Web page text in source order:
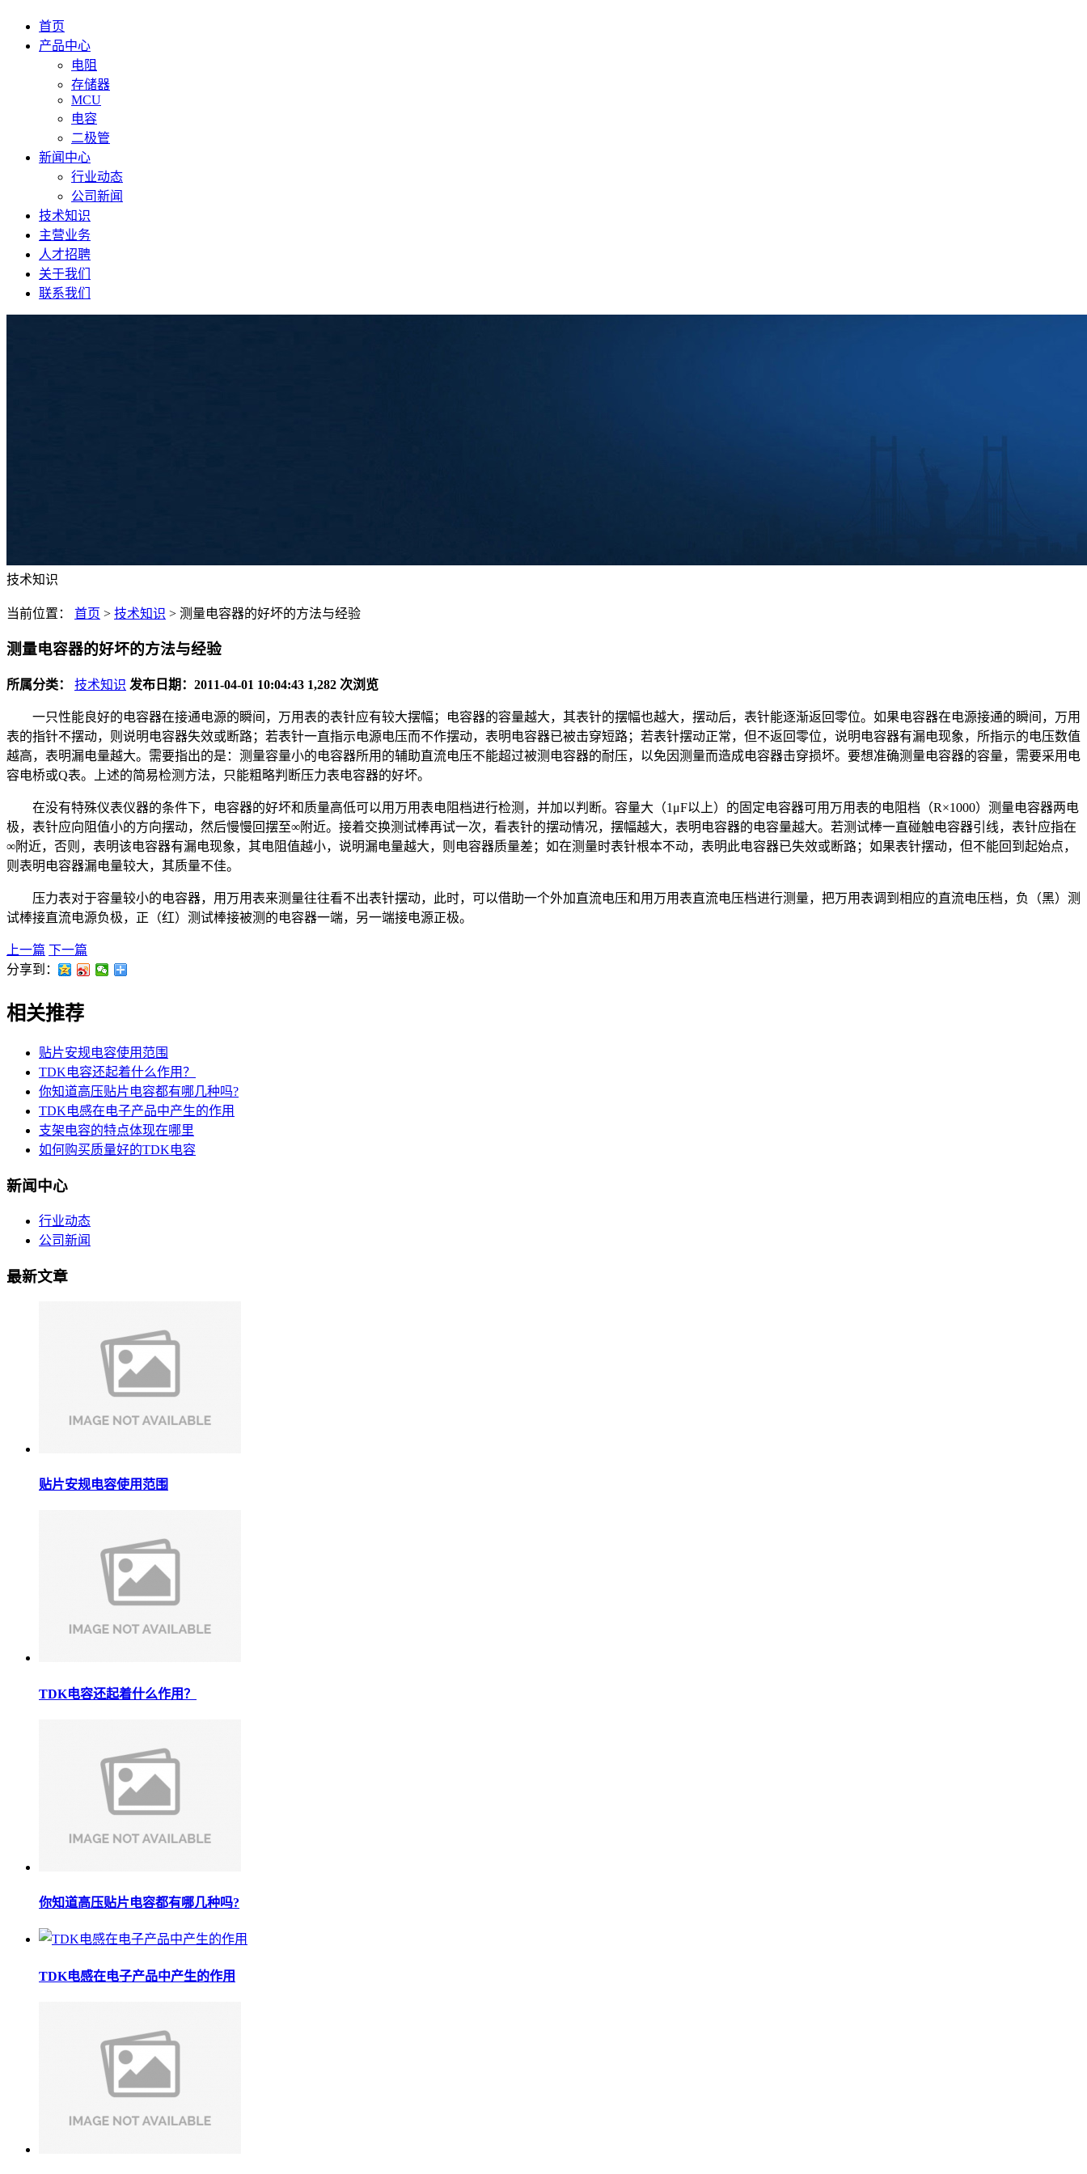
首页
产品中心
电阻
存储器
MCU
电容
二极管
新闻中心
行业动态
公司新闻
技术知识
主营业务
人才招聘
关于我们
联系我们
技术知识
当前位置： 首页 > 技术知识 > 测量电容器的好坏的方法与经验
测量电容器的好坏的方法与经验
所属分类： 技术知识 发布日期：2011-04-01 10:04:43 1,282 次浏览
一只性能良好的电容器在接通电源的瞬间，万用表的表针应有较大摆幅；电容器的容量越大，其表针的摆幅也越大，摆动后，表针能逐渐返回零位。如果电容器在电源接通的瞬间，万用
表的指针不摆动，则说明电容器失效或断路；若表针一直指示电源电压而不作摆动，表明电容器已被击穿短路；若表针摆动正常，但不返回零位，说明电容器有漏电现象，所指示的电压数值
越高，表明漏电量越大。需要指出的是：测量容量小的电容器所用的辅助直流电压不能超过被测电容器的耐压，以免因测量而造成电容器击穿损坏。要想准确测量电容器的容量，需要采用电
容电桥或Q表。上述的简易检测方法，只能粗略判断压力表电容器的好坏。
在没有特殊仪表仪器的条件下，电容器的好坏和质量高低可以用万用表电阻档进行检测，并加以判断。容量大（1μF以上）的固定电容器可用万用表的电阻档（R×1000）测量电容器两电
极，表针应向阻值小的方向摆动，然后慢慢回摆至∞附近。接着交换测试棒再试一次，看表针的摆动情况，摆幅越大，表明电容器的电容量越大。若测试棒一直碰触电容器引线，表针应指在
∞附近，否则，表明该电容器有漏电现象，其电阻值越小，说明漏电量越大，则电容器质量差；如在测量时表针根本不动，表明此电容器已失效或断路；如果表针摆动，但不能回到起始点，
则表明电容器漏电量较大，其质量不佳。
压力表对于容量较小的电容器，用万用表来测量往往看不出表针摆动，此时，可以借助一个外加直流电压和用万用表直流电压档进行测量，把万用表调到相应的直流电压档，负（黑）测
试棒接直流电源负极，正（红）测试棒接被测的电容器一端，另一端接电源正极。
上一篇 下一篇
分享到：
相关推荐
贴片安规电容使用范围
TDK电容还起着什么作用？
你知道高压贴片电容都有哪几种吗?
TDK电感在电子产品中产生的作用
支架电容的特点体现在哪里
如何购买质量好的TDK电容
新闻中心
行业动态
公司新闻
最新文章
贴片安规电容使用范围
TDK电容还起着什么作用？
你知道高压贴片电容都有哪几种吗?
TDK电感在电子产品中产生的作用